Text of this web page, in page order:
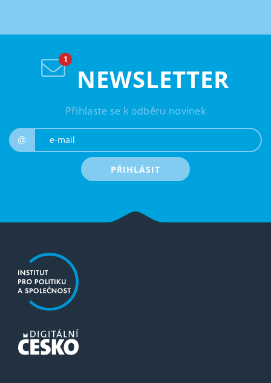
NEWSLETTER
Přihlaste se k odběru novinek
@
PŘIHLÁSIT